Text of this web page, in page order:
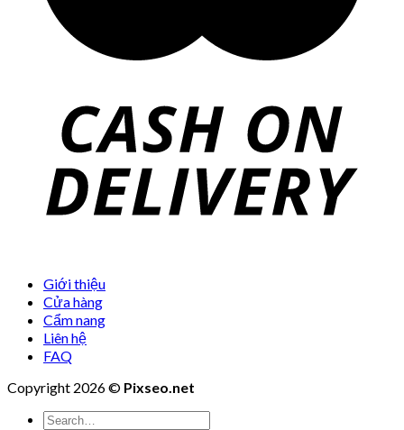
Giới thiệu
Cửa hàng
Cẩm nang
Liên hệ
FAQ
Copyright 2026 © Pixseo.net
Search